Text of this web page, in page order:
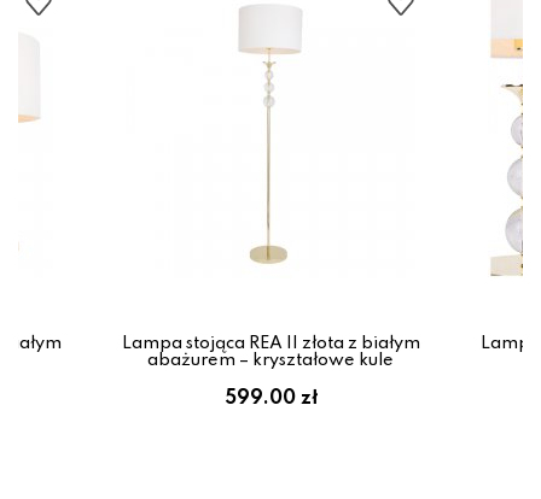
Lampa stojąca REA II złota z białym
abażurem – kryształowe kule
599.00 zł